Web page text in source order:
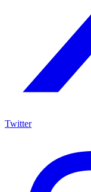
Twitter